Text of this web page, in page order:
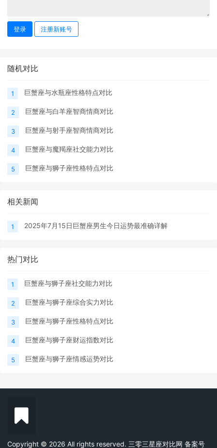
登录 注册新账号
随机对比
1 巨蟹座与水瓶座性格特点对比
2 巨蟹座与白羊座智商情商对比
3 巨蟹座与射手座智商情商对比
4 巨蟹座与魔羯座社交能力对比
5 巨蟹座与狮子座性格特点对比
相关新闻
1 2025年7月15日巨蟹座男生今日运势最准确详解
热门对比
1 巨蟹座与狮子座社交能力对比
2 巨蟹座与狮子座综合实力对比
3 巨蟹座与狮子座性格特点对比
4 巨蟹座与狮子座财运指数对比
5 巨蟹座与狮子座情感运势对比
Copyright © 2026 All rights reserved. 三零三星座对比网 备案号